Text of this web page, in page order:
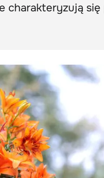
charakteryzują